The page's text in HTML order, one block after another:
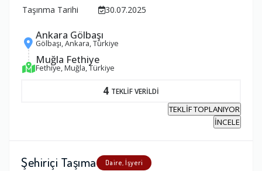
Taşınma Tarihi
30.07.2025
Ankara Gölbaşı
Gölbaşı, Ankara, Türkiye
Muğla Fethiye
Fethiye, Muğla, Türkiye
4 TEKLİF VERİLDİ
TEKLİF TOPLANIYOR
İNCELE
Şehiriçi Taşıma Daire, İşyeri